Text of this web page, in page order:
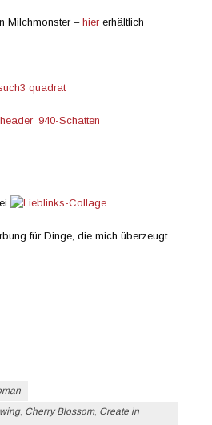
Milchmonster –hier erhältlich
für Dinge, die mich überzeugt
, Cherry Blossom, Create in